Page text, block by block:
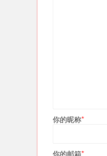
你的昵称*
你的邮箱*